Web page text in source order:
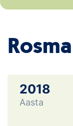
Eesti
Telli litsents!
Rosma
2018
Aasta